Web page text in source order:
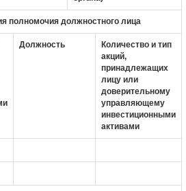
полномочия должностного лица
Должность
Количество и тип
акций,
принадлежащих
лицу или
доверительному
управляющему
инвестиционными
активами